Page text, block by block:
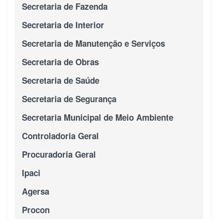
Secretaria de Fazenda
Secretaria de Interior
Secretaria de Manutenção e Serviços
Secretaria de Obras
Secretaria de Saúde
Secretaria de Segurança
Secretaria Municipal de Meio Ambiente
Controladoria Geral
Procuradoria Geral
Ipaci
Agersa
Procon